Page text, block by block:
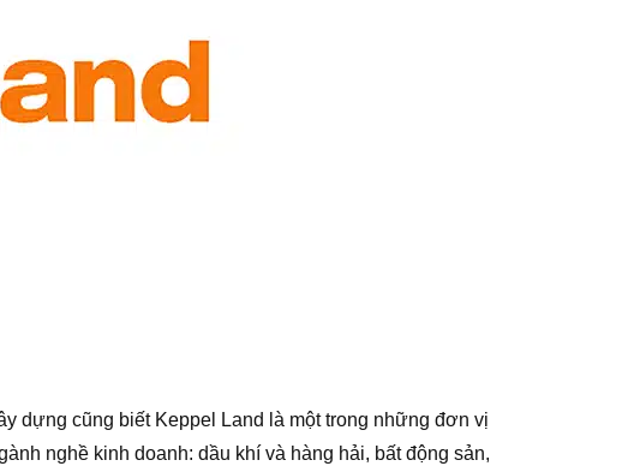
dựng cũng biết Keppel Land là một trong những đơn vị
nghề kinh doanh: dầu khí và hàng hải, bất động sản,